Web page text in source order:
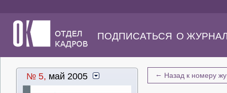
ПОДПИСАТЬСЯ О
№ 5, май 2005 ← Назад к номеру